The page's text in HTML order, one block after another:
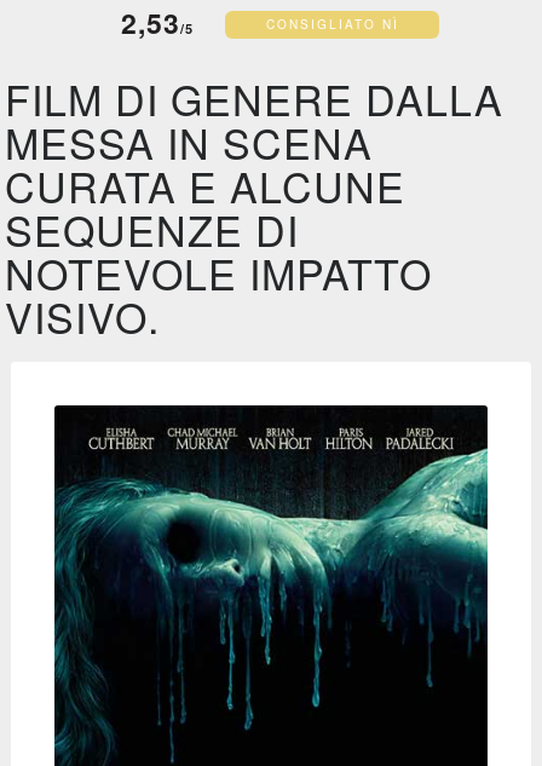
2,53/5 CONSIGLIATO NÌ
FILM DI GENERE DALLA
MESSA IN SCENA
CURATA E ALCUNE
SEQUENZE DI
NOTEVOLE IMPATTO
VISIVO.